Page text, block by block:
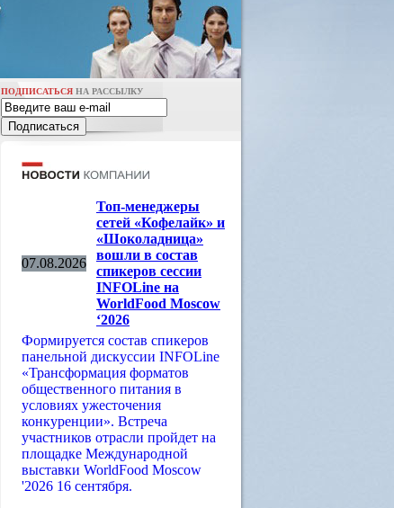
ПОДПИСАТЬСЯ НА РАССЫЛКУ
07.08.2026
Топ-менеджеры
сетей «Кофелайк» и
«Шоколадница»
вошли в состав
спикеров сессии
INFOLine на
WorldFood Moscow
‘2026
Формируется состав спикеров
панельной дискуссии INFOLine
«Трансформация форматов
общественного питания в
условиях ужесточения
конкуренции». Встреча
участников отрасли пройдет на
площадке Международной
выставки WorldFood Moscow
'2026 16 сентября.